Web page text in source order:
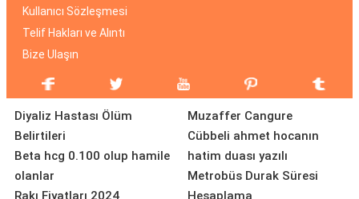
Kullanıcı Sözleşmesi
Telif Hakları ve Alıntı
Bize Ulaşın
Diyaliz Hastası Ölüm
Belirtileri
Beta hcg 0.100 olup hamile
olanlar
Rakı Fiyatları 2024
Muzaffer Cangure
Cübbeli ahmet hocanın
hatim duası yazılı
Metrobüs Durak Süresi
Hesaplama